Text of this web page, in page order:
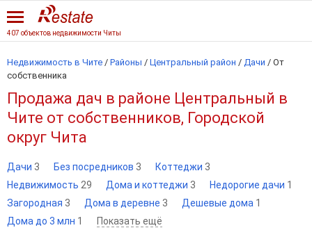
407 объектов недвижимости Читы
Недвижимость в Чите / Районы / Центральный район / Дачи / От
собственника
Продажа дач в районе Центральный в
Чите от собственников, Городской
округ Чита
Дачи 3 Без посредников 3 Коттеджи 3
Недвижимость 29 Дома и коттеджи 3 Недорогие дачи 1
Загородная 3 Дома в деревне 3 Дешевые дома 1
Дома до 3 млн 1 Показать ещё